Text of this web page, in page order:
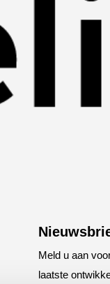
Meld u aan
laatste